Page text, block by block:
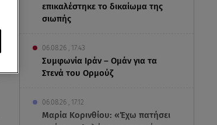
επικαλέστηκε το δικαίωμα της
σιωπής
06.08.26 , 17:43
Συμφωνία Ιράν – Ομάν για τα
Στενά του Ορμούζ
06.08.26 , 17:12
Μαρία Κορινθίου: «Έχω πατήσει